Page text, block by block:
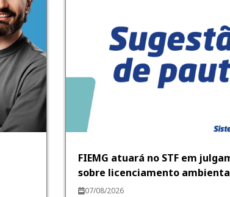
FIEMG atuará no STF em
sobre licenciamento
07/08/2026